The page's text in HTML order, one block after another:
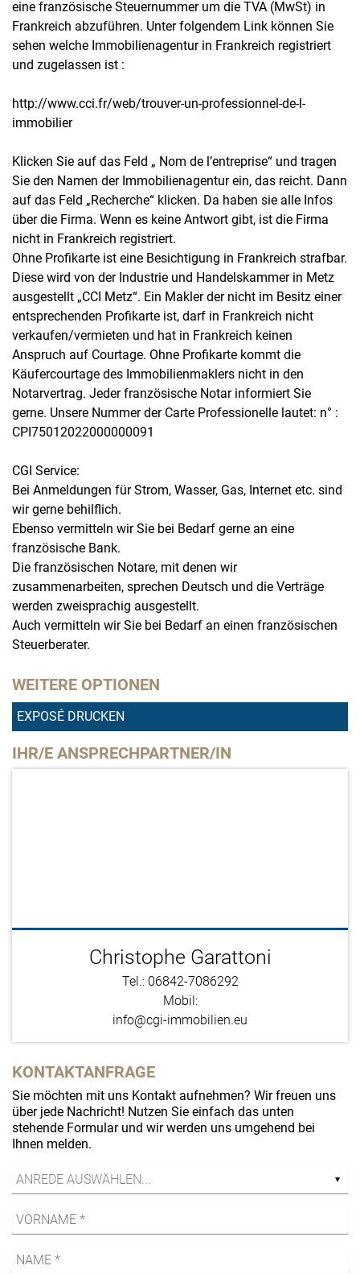
eine französische Steuernummer um die TVA (MwSt) in
Frankreich abzuführen. Unter folgendem Link können Sie
sehen welche Immobilienagentur in Frankreich registriert
und zugelassen ist :
http://www.cci.fr/web/trouver-un-professionnel-de-l-
immobilier
Klicken Sie auf das Feld „ Nom de l’entreprise“ und tragen
Sie den Namen der Immobilienagentur ein, das reicht. Dann
auf das Feld „Recherche“ klicken. Da haben sie alle Infos
über die Firma. Wenn es keine Antwort gibt, ist die Firma
nicht in Frankreich registriert.
Ohne Profikarte ist eine Besichtigung in Frankreich strafbar.
Diese wird von der Industrie und Handelskammer in Metz
ausgestellt „CCI Metz“. Ein Makler der nicht im Besitz einer
entsprechenden Profikarte ist, darf in Frankreich nicht
verkaufen/vermieten und hat in Frankreich keinen
Anspruch auf Courtage. Ohne Profikarte kommt die
Käufercourtage des Immobilienmaklers nicht in den
Notarvertrag. Jeder französische Notar informiert Sie
gerne. Unsere Nummer der Carte Professionelle lautet: n° :
CPI75012022000000091
CGI Service:
Bei Anmeldungen für Strom, Wasser, Gas, Internet etc. sind
wir gerne behilflich.
Ebenso vermitteln wir Sie bei Bedarf gerne an eine
französische Bank.
Die französischen Notare, mit denen wir
zusammenarbeiten, sprechen Deutsch und die Verträge
werden zweisprachig ausgestellt.
Auch vermitteln wir Sie bei Bedarf an einen französischen
Steuerberater.
WEITERE OPTIONEN
EXPOSÉ DRUCKEN
IHR/E ANSPRECHPARTNER/IN
Christophe Garattoni
Tel.: 06842-7086292
Mobil:
info@cgi-immobilien.eu
KONTAKTANFRAGE
Sie möchten mit uns Kontakt aufnehmen? Wir freuen uns
über jede Nachricht! Nutzen Sie einfach das unten
stehende Formular und wir werden uns umgehend bei
Ihnen melden.